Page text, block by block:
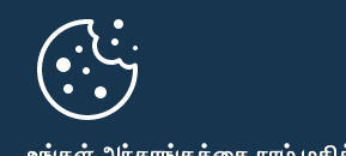
முதற்பக்கம்
பாராளுமன்ற கையடக்க செயலி